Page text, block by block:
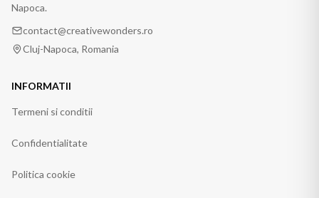
Napoca.
contact@creativewonders.ro
Cluj-Napoca, Romania
INFORMATII
Termeni si conditii
Confidentialitate
Politica cookie